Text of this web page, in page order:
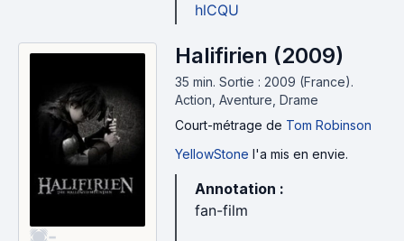
hlCQU
Halifirien (2009)
35 min. Sortie : 2009 (France).
Action, Aventure, Drame
Court-métrage de Tom Robinson
YellowStone l'a mis en envie.
Annotation :
fan-film